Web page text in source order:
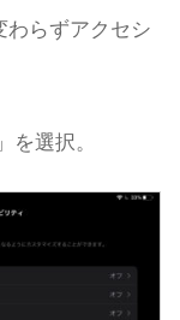
わらずアクセシ
選択。